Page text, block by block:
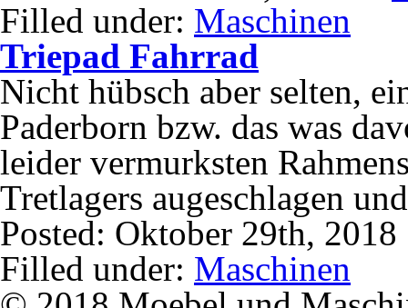
Filled under: Maschinen
Triepad Fahrrad
Nicht hübsch aber selten,
Paderborn bzw. das was
leider vermurksten
Tretlagers augeschlagen
Posted: Oktober 29th,
Filled under: Maschinen